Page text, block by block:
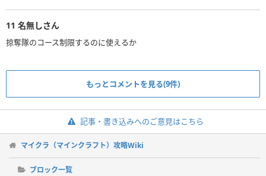
11 名無しさん
掠奪隊のコース制限するのに使えるか
もっとコメントを見る(9件)
記事・書き込みへのご意見はこちら
マイクラ（マインクラフト）攻略Wiki
ブロック一覧